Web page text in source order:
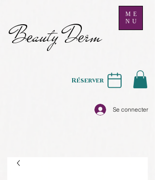
Beauty Derm
ME
NU
Se connecter
Réserver